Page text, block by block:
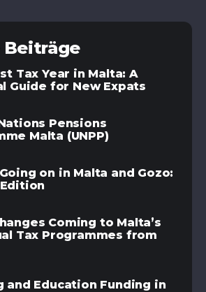
Beiträge
Tax Year in Malta: A
Guide for New Expats
Pensions
Malta (UNPP)
on in Malta and Gozo:
Coming to Malta’s
Tax Programmes from
and Education Funding in